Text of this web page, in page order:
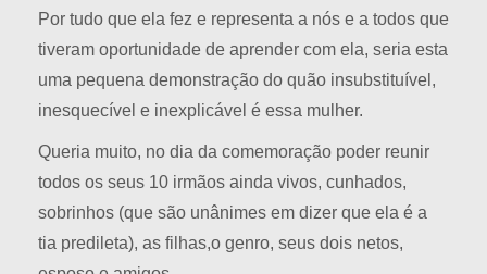
Por tudo que ela fez e representa a nós e a todos que
tiveram oportunidade de aprender com ela, seria esta
uma pequena demonstração do quão insubstituível,
inesquecível e inexplicável é essa mulher.
Queria muito, no dia da comemoração poder reunir
todos os seus 10 irmãos ainda vivos, cunhados,
sobrinhos (que são unânimes em dizer que ela é a
tia predileta), as filhas,o genro, seus dois netos,